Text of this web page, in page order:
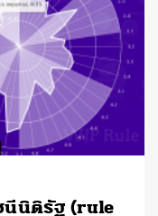
นีนิติรัฐ (rule